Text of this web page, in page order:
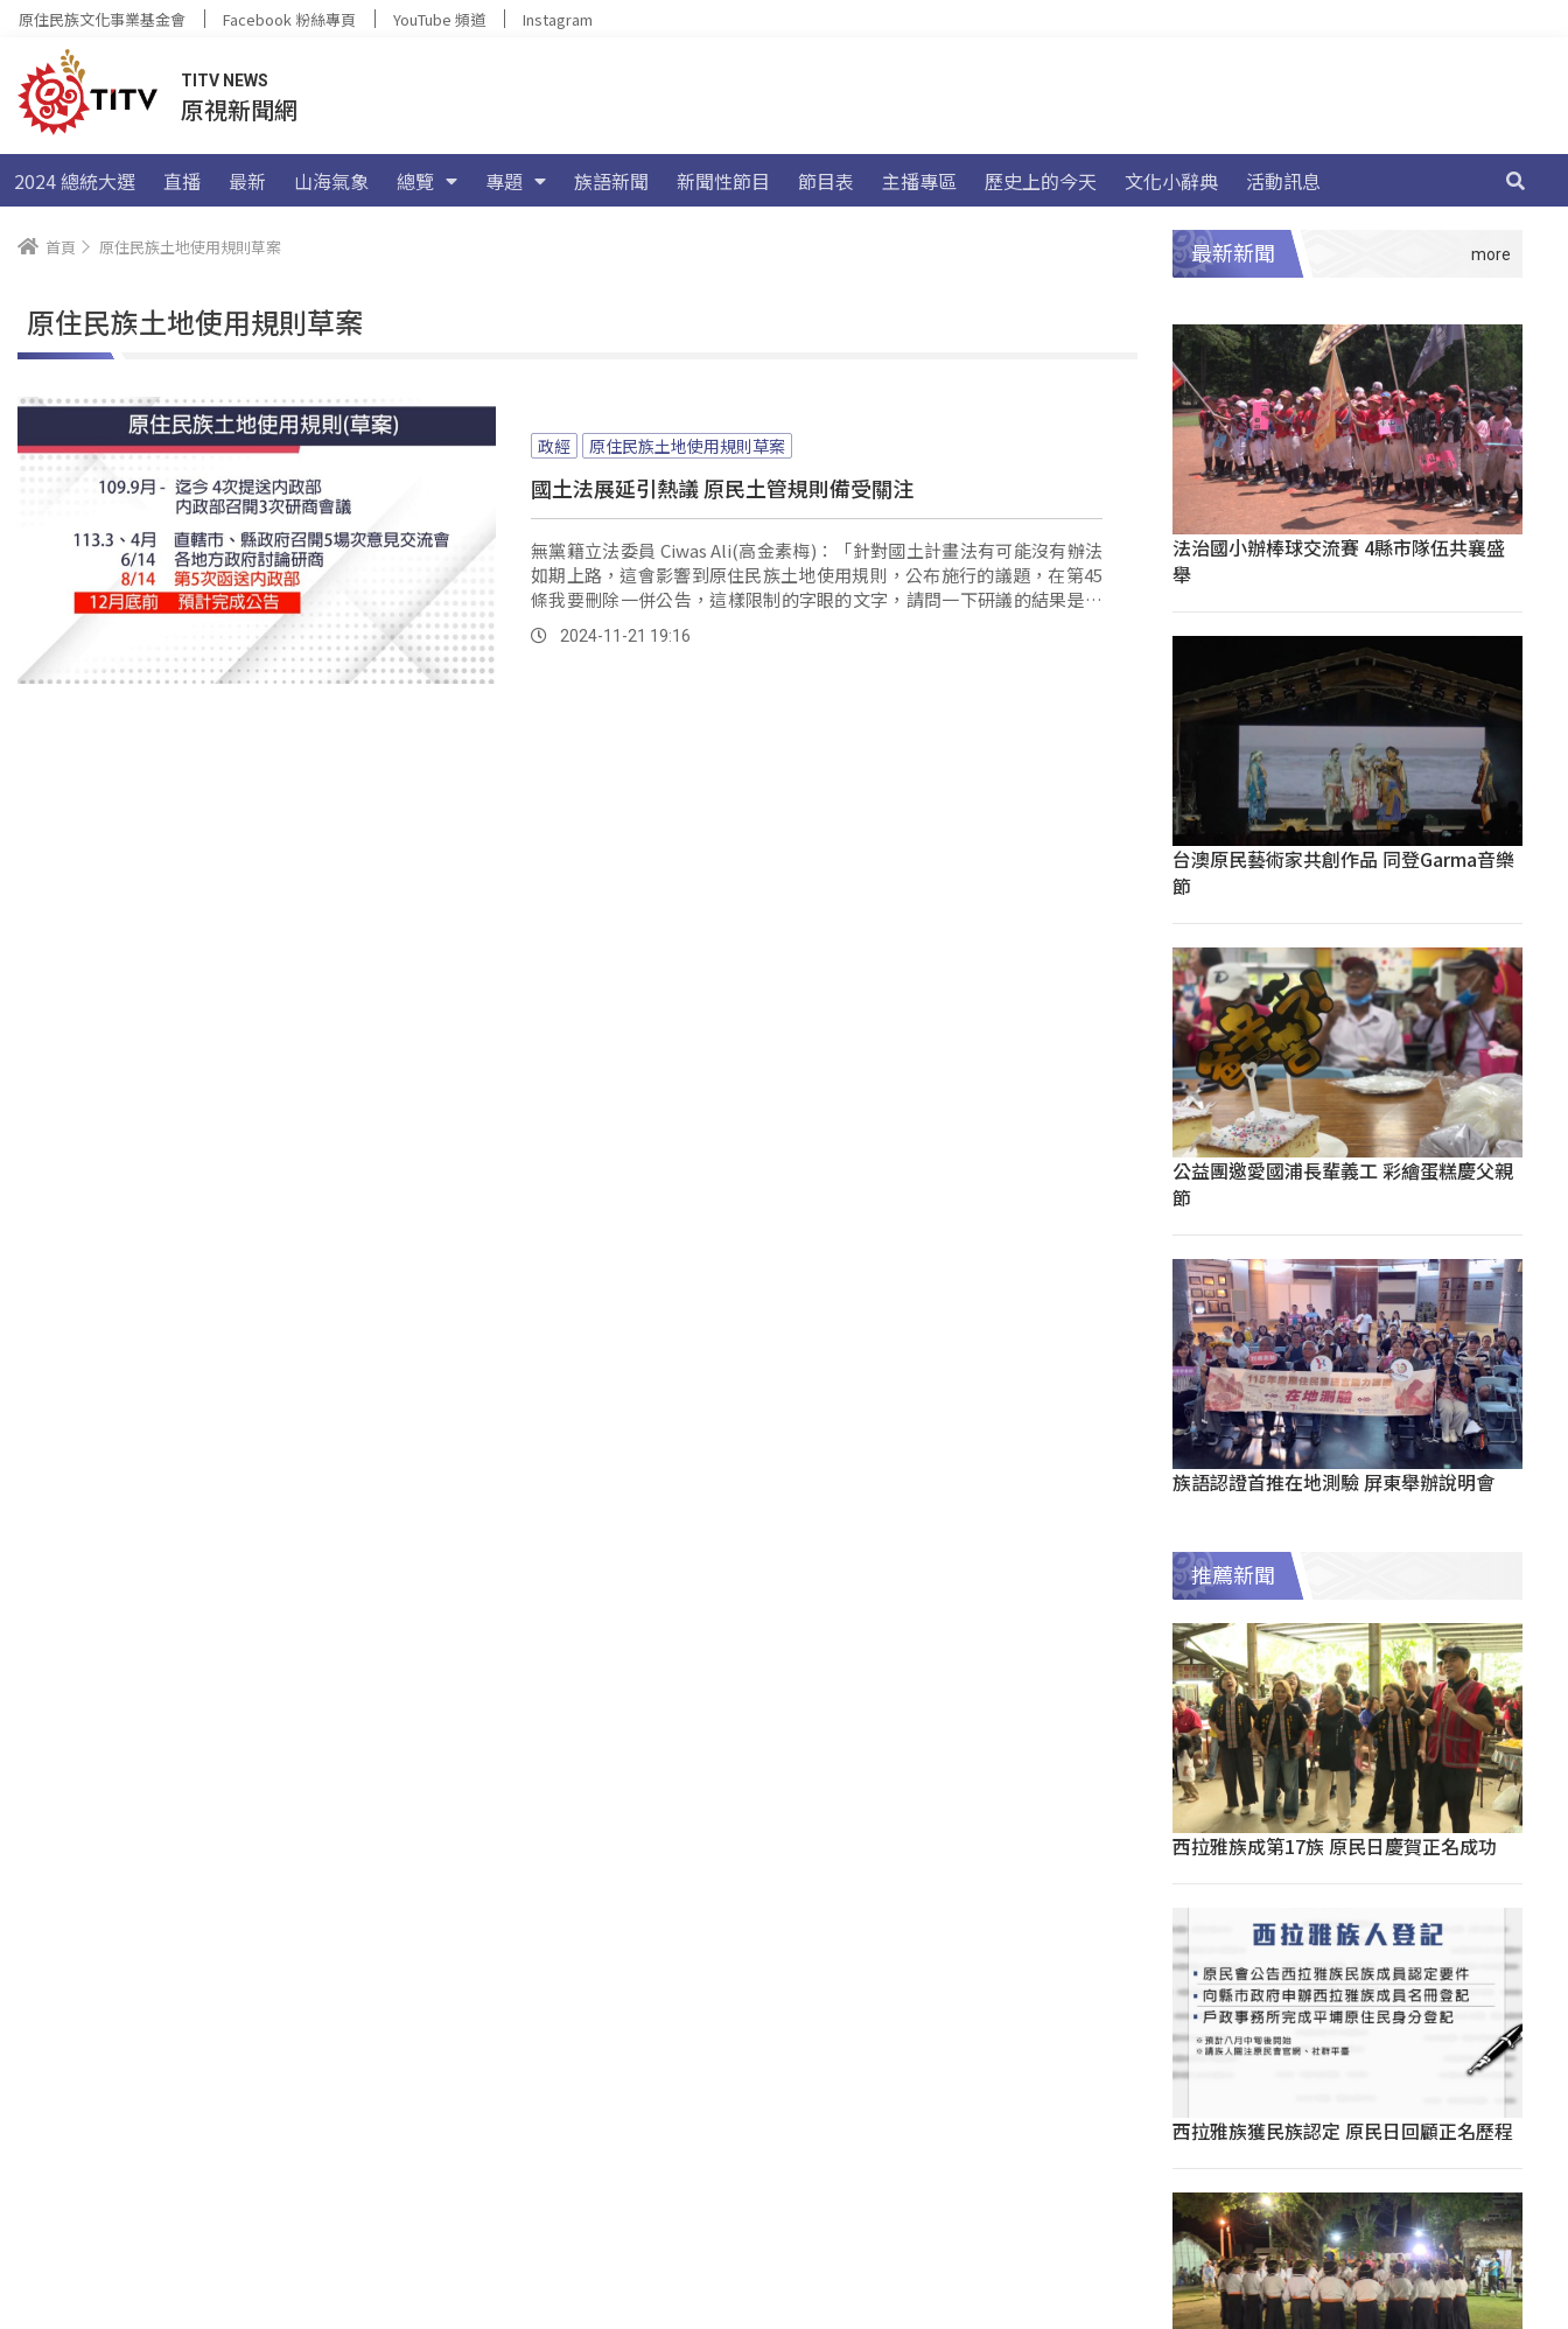
原住民族文化事業基金會 Facebook 粉絲專頁 YouTube 頻道 Instagram
TITV NEWS
原視新聞網
2024 總統大選 直播 最新 山海氣象 總覽 專題 族語新聞 新聞性節目 節目表 主播專區 歷史上的今天 文化小辭典 活動訊息
首頁 原住民族土地使用規則草案
原住民族土地使用規則草案
政經 原住民族土地使用規則草案
國土法展延引熱議 原民土管規則備受關注
無黨籍立法委員 Ciwas Ali(高金素梅)：「針對國土計畫法有可能沒有辦法
如期上路，這會影響到原住民族土地使用規則，公布施行的議題，在第45
條我要刪除一併公告，這樣限制的字眼的文字，請問一下研議的結果是什
麼？」 原民會副主委...。
2024-11-21 19:16
最新新聞
法治國小辦棒球交流賽 4縣市隊伍共襄盛
舉
台澳原民藝術家共創作品 同登Garma音樂
節
公益團邀愛國浦長輩義工 彩繪蛋糕慶父親
節
族語認證首推在地測驗 屏東舉辦說明會
推薦新聞
西拉雅族成第17族 原民日慶賀正名成功
西拉雅族獲民族認定 原民日回顧正名歷程